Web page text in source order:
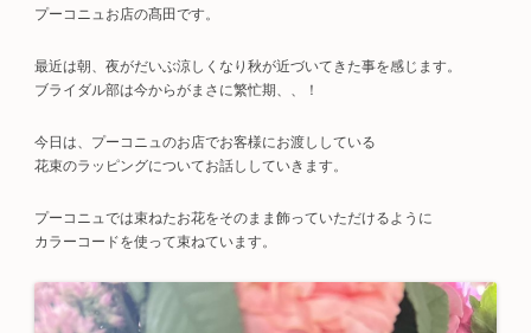
プーコニュお店の髙田です。
最近は朝、夜がだいぶ涼しくなり秋が近づいてきた事を感じます。
ブライダル部は今からがまさに繁忙期、、！
今日は、プーコニュのお店でお客様にお渡ししている
花束のラッピングについてお話ししていきます。
プーコニュでは束ねたお花をそのまま飾っていただけるように
カラーコードを使って束ねています。